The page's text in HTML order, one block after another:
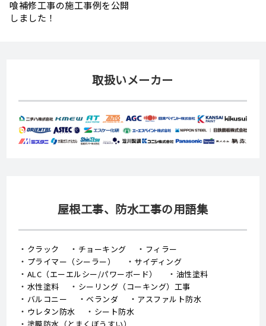
取扱いメーカー
屋根工事、防水工事の用語集
クラック チョーキング
フィラー
プライマー（シーラー）
サイディング
ALC（エーエルシー/パワーボード）
油性塗料
水性塗料
シーリング（コーキング）工事
バルコニー
ベランダ
アスファルト防水
ウレタン防水
シート防水